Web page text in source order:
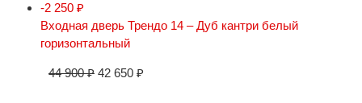
-2 250 ₽
Входная дверь Трендо 14 – Дуб кантри белый
горизонтальный
44 900₽ 42 650 ₽